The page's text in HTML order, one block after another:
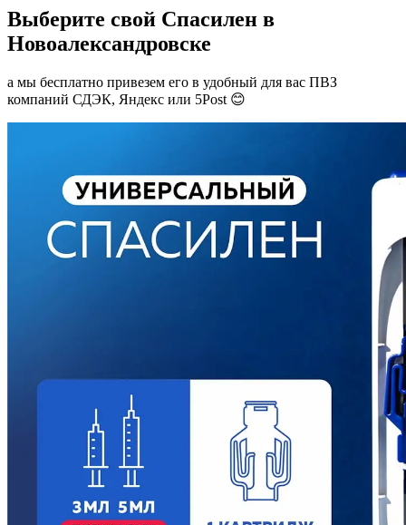
Выберите свой Спасилен в
Новоалександровске
а мы бесплатно привезем его в удобный для вас ПВЗ
компаний СДЭК, Яндекс или 5Post 😊